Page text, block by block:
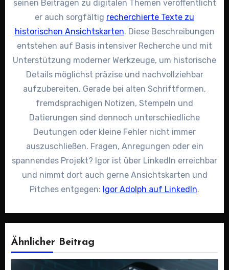
seinen Beiträgen zu digitalen Themen veröffentlicht
er auch sorgfältig recherchierte Texte zu
historischen Ansichtskarten. Diese Beschreibungen
entstehen auf Basis intensiver Recherche und mit
Unterstützung moderner Werkzeuge, um historische
Details möglichst präzise und nachvollziehbar
aufzubereiten. Gerade bei alten Schriftformen,
fremdsprachigen Notizen, Stempeln und
Datierungen sind dennoch unterschiedliche
Deutungen oder kleine Fehler nicht immer
auszuschließen. Fragen, Anregungen oder ein
spannendes Projekt? Igor ist über LinkedIn erreichbar
und nimmt dort auch gerne Ansichtskarten und
Pitches entgegen: Igor Adolph auf LinkedIn.
Ähnlicher Beitrag